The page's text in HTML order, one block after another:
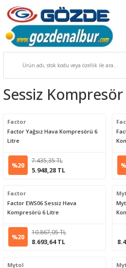
Sessiz Kompresör
Factor
Factor Yağsız Hava Kompresörü 6
Litre
%20
7.435,35 TL
5.948,28 TL
Factor
Factor EWS06 Sessiz Hava
Kompresörü 6 Litre
%20
10.867,05 TL
8.693,64 TL
Mytol